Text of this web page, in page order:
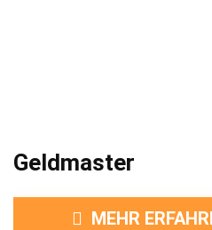
Geldmaster
MEHR